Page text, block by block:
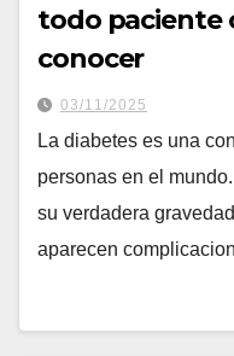
todo paciente
conocer
03/11/2025
La diabetes es una
personas en el
su verdadera
aparecen